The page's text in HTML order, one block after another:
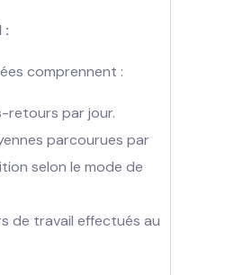
:
comprennent :
retours par jour.
parcourues par
selon le mode de
de travail effectués au